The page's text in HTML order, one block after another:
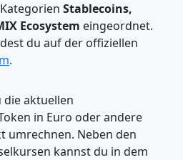
Stablecoins,
Ecosystem eingeordnet.
du auf der offiziellen
.
die aktuellen
in Euro oder andere
umrechnen. Neben den
kannst du in dem